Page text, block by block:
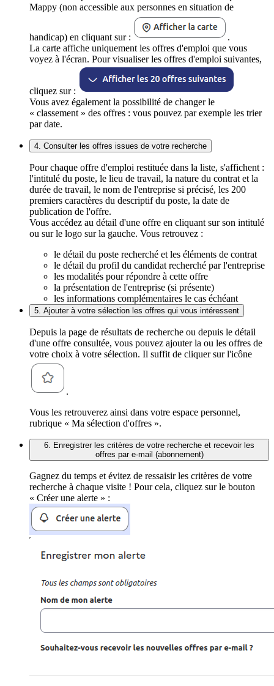
Mappy (non accessible aux personnes en situation de
handicap) en cliquant sur :
.
La carte affiche uniquement les offres d'emploi que vous
voyez à l'écran. Pour visualiser les offres d'emploi suivantes,
cliquez sur :
Vous avez également la possibilité de changer le
« classement » des offres : vous pouvez par exemple les trier
par date.
4. Consulter les offres issues de votre recherche
Pour chaque offre d'emploi restituée dans la liste, s'affichent :
l'intitulé du poste, le lieu de travail, la nature du contrat et la
durée de travail, le nom de l'entreprise si précisé, les 200
premiers caractères du descriptif du poste, la date de
publication de l'offre.
Vous accédez au détail d'une offre en cliquant sur son intitulé
ou sur le logo sur la gauche. Vous retrouvez :
le détail du poste recherché et les éléments de contrat
le détail du profil du candidat recherché par l'entreprise
les modalités pour répondre à cette offre
la présentation de l'entreprise (si présente)
les informations complémentaires le cas échéant
5. Ajouter à votre sélection les offres qui vous intéressent
Depuis la page de résultats de recherche ou depuis le détail
d'une offre consultée, vous pouvez ajouter la ou les offres de
votre choix à votre sélection. Il suffit de cliquer sur l'icône
.
Vous les retrouverez ainsi dans votre espace personnel,
rubrique « Ma sélection d'offres ».
6. Enregistrer les critères de votre recherche et recevoir les
offres par e-mail (abonnement)
Gagnez du temps et évitez de ressaisir les critères de votre
recherche à chaque visite ! Pour cela, cliquez sur le bouton
« Créer une alerte » :